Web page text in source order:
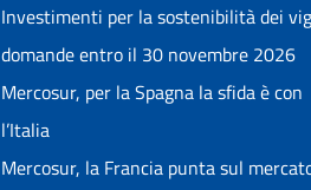
Investimenti per la sostenibilità dei
domande entro il 30 novembre 2026
Mercosur, per la Spagna la sfida è con
l’Italia
Mercosur, la Francia punta sul